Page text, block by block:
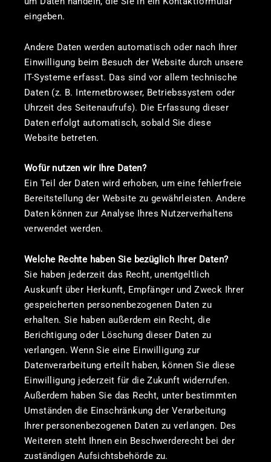
eingeben.
Andere Daten werden automatisch oder nach Ihrer
Einwilligung beim Besuch der Website durch unsere
IT-Systeme erfasst. Das sind vor allem technische
Daten (z. B. Internetbrowser, Betriebssystem oder
Uhrzeit des Seitenaufrufs). Die Erfassung dieser
Daten erfolgt automatisch, sobald Sie diese
Website betreten.
Wofür nutzen wir Ihre Daten?
Ein Teil der Daten wird erhoben, um eine fehlerfreie
Bereitstellung der Website zu gewährleisten. Andere
Daten können zur Analyse Ihres Nutzerverhaltens
verwendet werden.
Welche Rechte haben Sie bezüglich Ihrer Daten?
Sie haben jederzeit das Recht, unentgeltlich
Auskunft über Herkunft, Empfänger und Zweck Ihrer
gespeicherten personenbezogenen Daten zu
erhalten. Sie haben außerdem ein Recht, die
Berichtigung oder Löschung dieser Daten zu
verlangen. Wenn Sie eine Einwilligung zur
Datenverarbeitung erteilt haben, können Sie diese
Einwilligung jederzeit für die Zukunft widerrufen.
Außerdem haben Sie das Recht, unter bestimmten
Umständen die Einschränkung der Verarbeitung
Ihrer personenbezogenen Daten zu verlangen. Des
Weiteren steht Ihnen ein Beschwerderecht bei der
zuständigen Aufsichtsbehörde zu.